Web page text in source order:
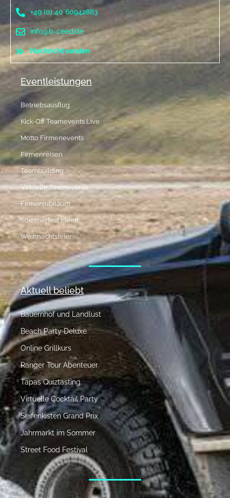
+49 (0) 40 60942883
info@b-ceed.de
Nachricht senden
Eventleistungen
Betriebsausflug
Kick-Off Teamevents Live
Motto Firmenevents
Firmenreisen
Teambuilding
Virtuelle Teamevents
Firmenjubiläum
Sommerfest Ideen
Weihnachtsfeier
Aktuell beliebt
Bauernhof und Landlust
Beach Party Deluxe
Online Grillkurs
Ranger Tour Abenteuer
Tapas Quiztasting
Virtuelle Cocktail Party
Seifenkisten Grand Prix
Jahrmarkt im Sommer
Street Food Festival